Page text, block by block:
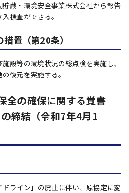
蔵・環境安全事業株式会社から報告
検査ができる。
措置（第20条）
設等の環境状況の総点検を実施し、
復元を実施する。
全の確保に関する覚書
の締結（令和7年4月1
ドライン」の廃止に伴い、原協定に変